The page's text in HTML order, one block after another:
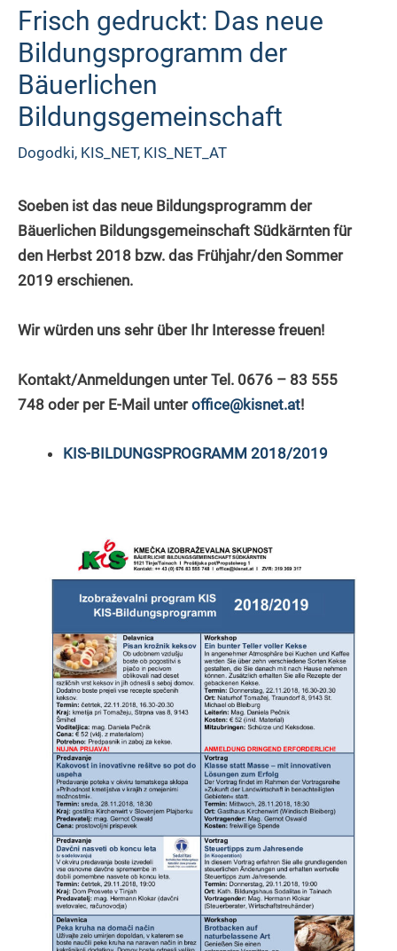
Frisch gedruckt: Das neue
Bildungsprogramm der
Bäuerlichen
Bildungsgemeinschaft
Dogodki, KIS_NET, KIS_NET_AT
Soeben ist das neue Bildungsprogramm der
Bäuerlichen Bildungsgemeinschaft Südkärnten für
den Herbst 2018 bzw. das Frühjahr/den Sommer
2019 erschienen.
Wir würden uns sehr über Ihr Interesse freuen!
Kontakt/Anmeldungen unterTel. 0676 – 83 555
748 oder per E-Mail unteroffice@kisnet.at!
KIS-BILDUNGSPROGRAMM 2018/2019